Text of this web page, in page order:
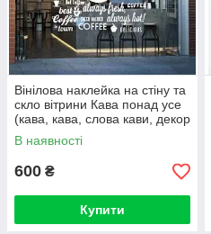
Вінілова наклейка на стіну та
скло вітрини Кава понад усе
(кава, кава, слова кави, декор
у кав'ярню)
В наявності
600 ₴
Купити